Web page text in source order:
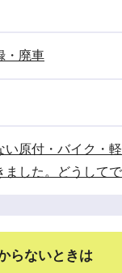
・廃車
い原付・バイク・
ました。どうして
らないときは